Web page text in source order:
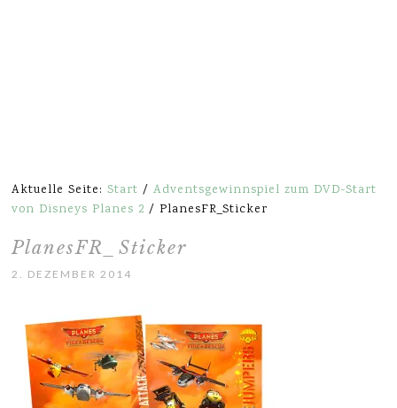
Aktuelle Seite:Start / Adventsgewinnspiel zum DVD-Start
von Disneys Planes 2 / PlanesFR_Sticker
PlanesFR_Sticker
2. DEZEMBER 2014